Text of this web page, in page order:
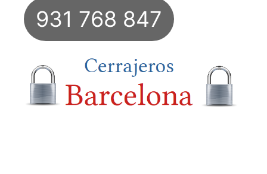
931 768 847